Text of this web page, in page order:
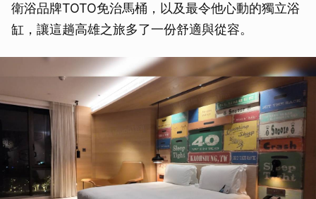
衛浴品牌TOTO免治馬桶，以及最令他心動的獨立浴
缸，讓這趟高雄之旅多了一份舒適與從容。